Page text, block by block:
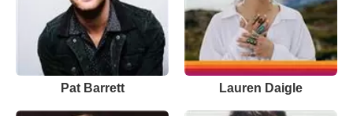
Pat Barrett Lauren Daigle